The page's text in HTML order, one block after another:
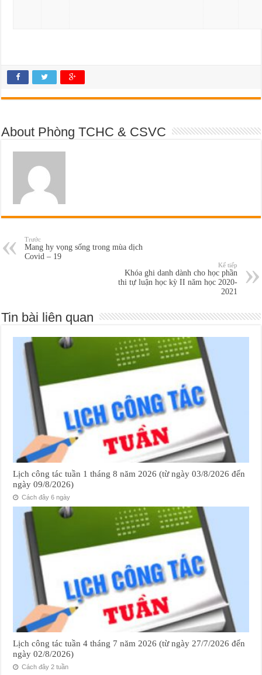
About Phòng TCHC & CSVC
Trước
Mang hy vọng sống trong mùa dịch
Covid – 19
Kế tiếp
Khóa ghi danh dành cho học phần
thi tự luận học kỳ II năm học 2020-
2021
Tin bài liên quan
Lịch công tác tuần 1 tháng 8 năm 2026 (từ ngày 03/8/2026 đến
ngày 09/8/2026)
Cách đây 6 ngày
Lịch công tác tuần 4 tháng 7 năm 2026 (từ ngày 27/7/2026 đến
ngày 02/8/2026)
Cách đây 2 tuần